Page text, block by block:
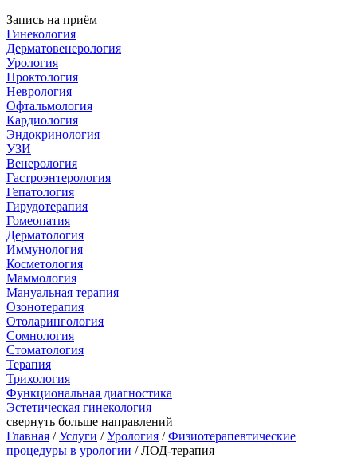
Запись на приём
Гинекология
Дерматовенерология
Урология
Проктология
Неврология
Офтальмология
Кардиология
Эндокринология
УЗИ
Венерология
Гастроэнтерология
Гепатология
Гирудотерапия
Гомеопатия
Дерматология
Иммунология
Косметология
Маммология
Мануальная терапия
Озонотерапия
Отоларингология
Сомнология
Стоматология
Терапия
Трихология
Функциональная диагностика
Эстетическая гинекология
свернуть больше направлений
Главная /Услуги /Урология /Физиотерапевтические
процедуры в урологии / ЛОД-терапия